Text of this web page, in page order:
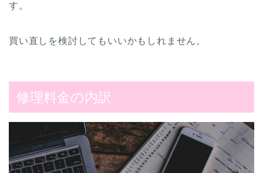
す。
買い直しを検討してもいいかもしれません。
修理料金の内訳